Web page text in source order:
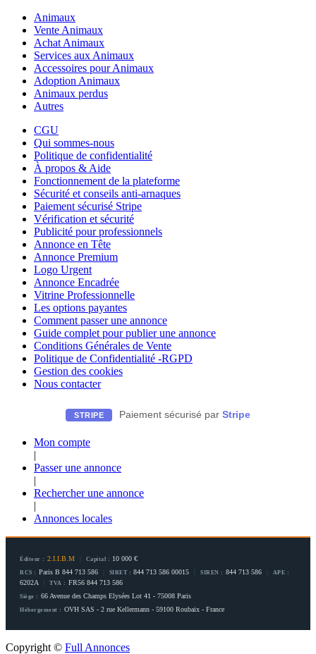
Animaux
Vente Animaux
Achat Animaux
Services aux Animaux
Accessoires pour Animaux
Adoption Animaux
Animaux perdus
Autres
CGU
Qui sommes-nous
Politique de confidentialité
À propos & Aide
Fonctionnement de la plateforme
Sécurité et conseils anti-arnaques
Paiement sécurisé Stripe
Vérification et sécurité
Publicité pour professionnels
Annonce en Tête
Annonce Premium
Logo Urgent
Annonce Encadrée
Vitrine Professionnelle
Les options payantes
Comment passer une annonce
Guide complet pour publier une annonce
Conditions Générales de Vente
Politique de Confidentialité -RGPD
Gestion des cookies
Nous contacter
STRIPE Paiement sécurisé par Stripe
Mon compte
|
Passer une annonce
|
Rechercher une annonce
|
Annonces locales
Éditeur : 2.I.I.B.M Capital : 10 000 €
RCS : Paris B 844 713 586 SIRET : 844 713 586 00015 SIREN : 844 713 586 APE :
6202A TVA : FR56 844 713 586
Siège : 66 Avenue des Champs Elysées Lot 41 - 75008 Paris
Hébergement : OVH SAS - 2 rue Kellermann - 59100 Roubaix - France
Copyright © Full Annonces